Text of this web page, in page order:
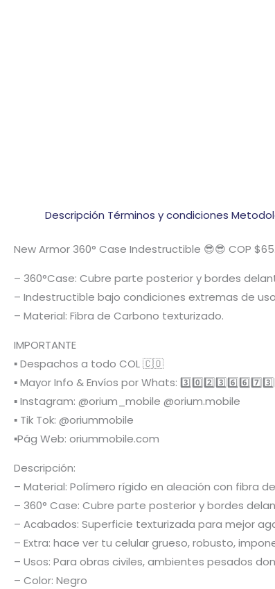
Descripción Términos y condiciones
New Armor 360° Case Indestructible 😎😎 COP
– 360°Case: Cubre parte posterior y bordes
– Indestructible bajo condiciones extremas de
– Material: Fibra de Carbono texturizado.
IMPORTANTE
▪️ Despachos a todo COL 🇨🇴
▪️ Mayor Info & Envíos por Whats:
▪️ Instagram: @orium_mobile @orium.mobile
▪️ Tik Tok: @oriummobile
▪️Pág Web: oriummobile.com
Descripción:
– Material: Polímero rígido en aleación con fibra
– 360° Case: Cubre parte posterior y bordes
– Acabados: Superficie texturizada para mejor
– Extra: hace ver tu celular grueso, robusto,
– Usos: Para obras civiles, ambientes pesados
– Color: Negro